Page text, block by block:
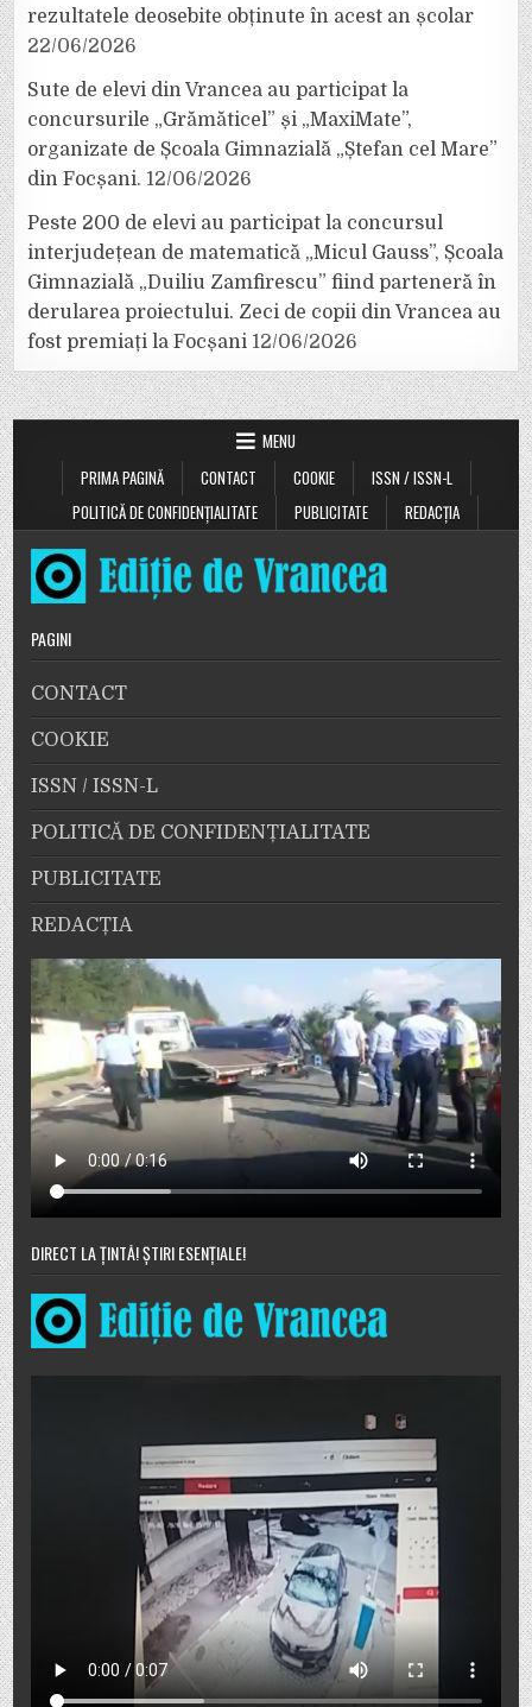
rezultatele deosebite obținute în acest an școlar
22/06/2026
Sute de elevi din Vrancea au participat la
concursurile „Grămăticel” și „MaxiMate”,
organizate de Școala Gimnazială „Ștefan cel Mare”
din Focșani. 12/06/2026
Peste 200 de elevi au participat la concursul
interjudețean de matematică „Micul Gauss”, Școala
Gimnazială „Duiliu Zamfirescu” fiind parteneră în
derularea proiectului. Zeci de copii din Vrancea au
fost premiați la Focșani 12/06/2026
MENU
PRIMA PAGINĂ
CONTACT COOKIE
ISSN / ISSN-L
POLITICĂ DE CONFIDENȚIALITATE
PUBLICITATE REDACȚIA
PAGINI
CONTACT
COOKIE
ISSN / ISSN-L
POLITICĂ DE CONFIDENȚIALITATE
PUBLICITATE
REDACȚIA
DIRECT LA ȚINTĂ! ȘTIRI ESENȚIALE!